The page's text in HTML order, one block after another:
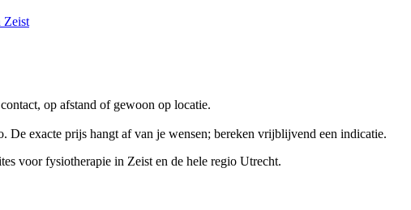
Zeist
op afstand of gewoon op locatie.
De exacte prijs hangt af van je wensen; bereken vrijblijvend een indicatie.
voorfysiotherapie in Zeist en de hele regio Utrecht.